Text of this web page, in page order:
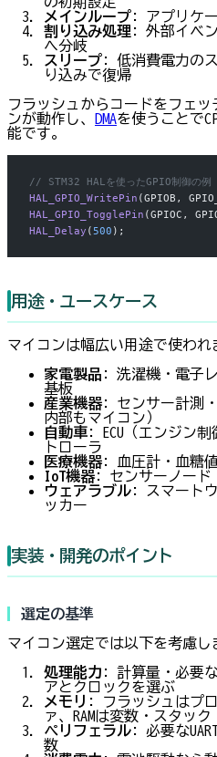
メインループ: アプリケ
割り込み処理: 外部イベ
へ分岐
スリープ: 低消費電力の
り込みで復帰
フラッシュからコードをフェッ
ンが動作し、
DMAを使うことで
能です。
// STM32 HALを使ったGPIO制御の例
HAL_GPIO_WritePin (GPIOB,
HAL_GPIO_TogglePin (GPIOC,
HAL_Delay ( 500 );
用途・ユースケース
マイコンは幅広い用途で使われ
家電製品 : 洗濯機・電子
基板
産業機器: センサー計測・
内部もマイコン）
自動車: ECU（エンジン
トローラ
医療機器: 血圧計・血糖
IoT機器: センサーノード
ウェアラブル: スマート
ッカー
実装・開発のポイント
選定の基準
マイコン選定では以下を考慮し
処理能力 : 計算量・必要
アとクロックを選ぶ
メモリ : フラッシュはプ
ァ、RAMは変数・スタッ
ペリフェラル: 必要な
数